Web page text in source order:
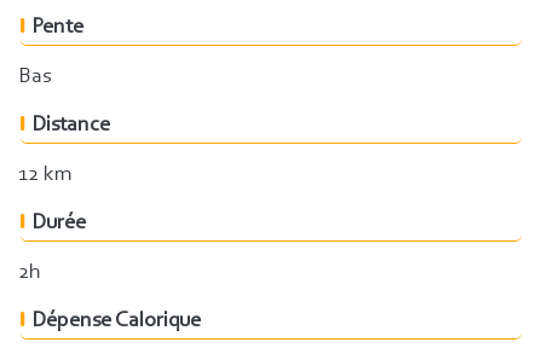
Pente
Bas
Distance
12 km
Durée
2h
Dépense Calorique